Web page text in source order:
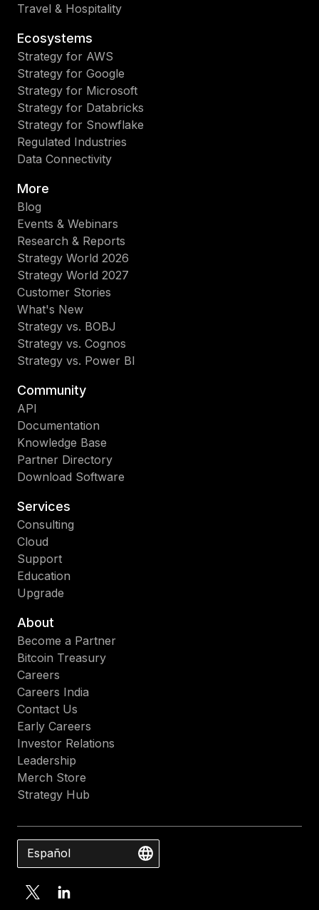
Travel & Hospitality
Ecosystems
Strategy for AWS
Strategy for Google
Strategy for Microsoft
Strategy for Databricks
Strategy for Snowflake
Regulated Industries
Data Connectivity
More
Blog
Events & Webinars
Research & Reports
Strategy World 2026
Strategy World 2027
Customer Stories
What's New
Strategy vs. BOBJ
Strategy vs. Cognos
Strategy vs. Power BI
Community
API
Documentation
Knowledge Base
Partner Directory
Download Software
Services
Consulting
Cloud
Support
Education
Upgrade
About
Become a Partner
Bitcoin Treasury
Careers
Careers India
Contact Us
Early Careers
Investor Relations
Leadership
Merch Store
Strategy Hub
Español